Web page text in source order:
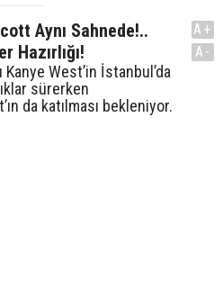
Aynı Sahnede!..
Hazırlığı!
West’in İstanbul’da
sürerken
da katılması bekleniyor.
A+
A-